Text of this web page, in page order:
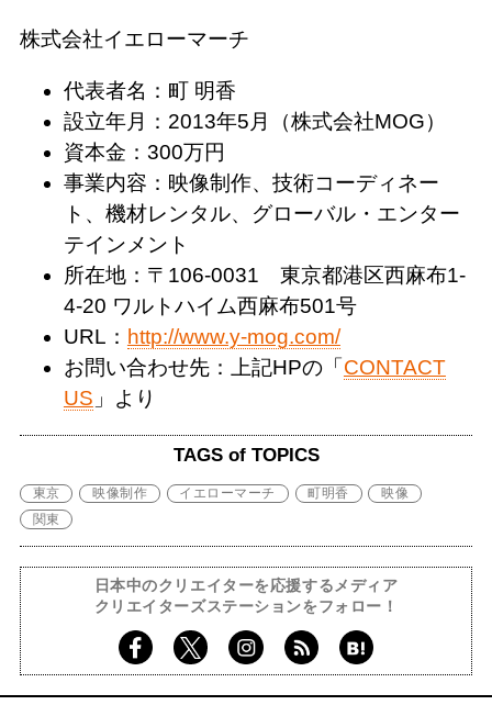
株式会社イエローマーチ
代表者名：町 明香
設立年月：2013年5月（株式会社MOG）
資本金：300万円
事業内容：映像制作、技術コーディネー
ト、機材レンタル、グローバル・エンター
テインメント
所在地：〒106-0031 東京都港区西麻布1-
4-20 ワルトハイム西麻布501号
URL： http://www.y-mog.com/
お問い合わせ先：上記HPの「CONTACT
US 」より
TAGS of TOPICS
東京 映像制作 イエローマーチ 町明香
映像
関東
日本中のクリエイターを応援するメディア
クリエイターズステーションをフォロー！